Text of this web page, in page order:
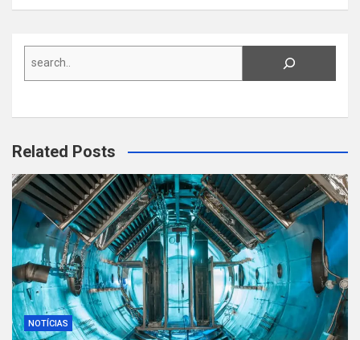
Search
Related Posts
NOTÍCIAS